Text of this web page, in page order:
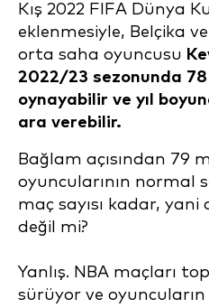
Kış 2022 FIFA Dünya
eklenmesiyle, Belçika
orta saha oyuncusu
2022/23 sezonunda
oynayabilir ve yıl
ara verebilir.
Bağlam açısından 79
oyuncularının normal
maç sayısı kadar,
değil mi?
Yanlış. NBA maçları
sürüyor ve